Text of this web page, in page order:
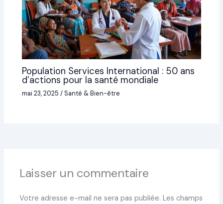
Population Services International : 50 ans
d’actions pour la santé mondiale
mai 23, 2025/Santé & Bien-être
Laisser un commentaire
Votre adresse e-mail ne sera pas publiée. Les champs